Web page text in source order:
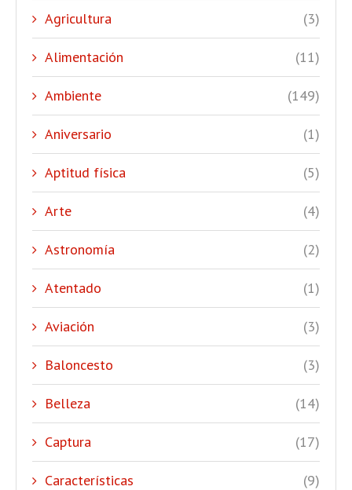
Agricultura (3)
Alimentación (11)
Ambiente (149)
Aniversario (1)
Aptitud física (5)
Arte (4)
Astronomía (2)
Atentado (1)
Aviación (3)
Baloncesto (3)
Belleza (14)
Captura (17)
Características (9)